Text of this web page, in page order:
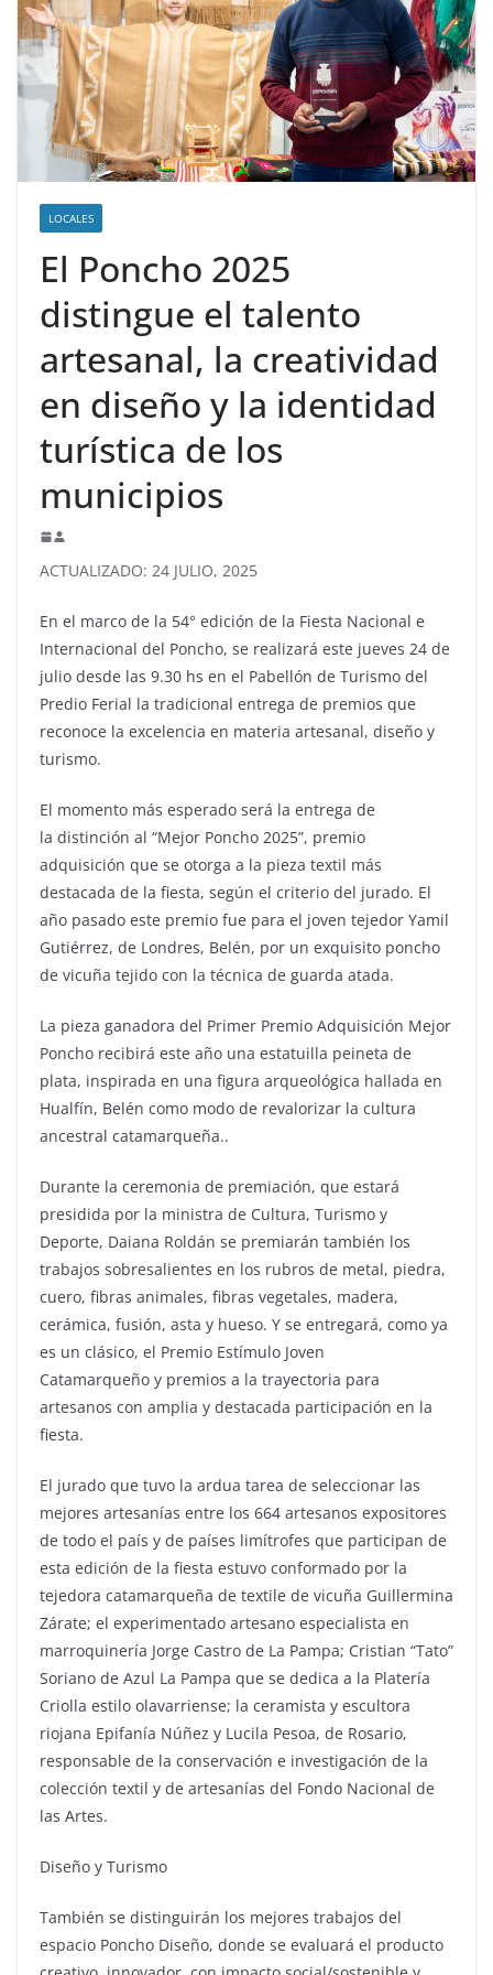
LOCALES
El Poncho 2025
distingue el talento
artesanal, la creatividad
en diseño y la identidad
turística de los
municipios
ACTUALIZADO: 24 JULIO, 2025
En el marco de la 54° edición de la Fiesta Nacional e
Internacional del Poncho, se realizará este jueves 24 de
julio desde las 9.30 hs en el Pabellón de Turismo del
Predio Ferial la tradicional entrega de premios que
reconoce la excelencia en materia artesanal, diseño y
turismo.
El momento más esperado será la entrega de
la distinción al “Mejor Poncho 2025”, premio
adquisición que se otorga a la pieza textil más
destacada de la fiesta, según el criterio del jurado. El
año pasado este premio fue para el joven tejedor Yamil
Gutiérrez, de Londres, Belén, por un exquisito poncho
de vicuña tejido con la técnica de guarda atada.
La pieza ganadora del Primer Premio Adquisición Mejor
Poncho recibirá este año una estatuilla peineta de
plata, inspirada en una figura arqueológica hallada en
Hualfín, Belén como modo de revalorizar la cultura
ancestral catamarqueña..
Durante la ceremonia de premiación, que estará
presidida por la ministra de Cultura, Turismo y
Deporte, Daiana Roldán se premiarán también los
trabajos sobresalientes en los rubros de metal, piedra,
cuero, fibras animales, fibras vegetales, madera,
cerámica, fusión, asta y hueso. Y se entregará, como ya
es un clásico, el Premio Estímulo Joven
Catamarqueño y premios a la trayectoria para
artesanos con amplia y destacada participación en la
fiesta.
El jurado que tuvo la ardua tarea de seleccionar las
mejores artesanías entre los 664 artesanos expositores
de todo el país y de países limítrofes que participan de
esta edición de la fiesta estuvo conformado por la
tejedora catamarqueña de textile de vicuña Guillermina
Zárate; el experimentado artesano especialista en
marroquinería Jorge Castro de La Pampa; Cristian “Tato”
Soriano de Azul La Pampa que se dedica a la Platería
Criolla estilo olavarriense; la ceramista y escultora
riojana Epifanía Núñez y Lucila Pesoa, de Rosario,
responsable de la conservación e investigación de la
colección textil y de artesanías del Fondo Nacional de
las Artes.
Diseño y Turismo
También se distinguirán los mejores trabajos del
espacio Poncho Diseño, donde se evaluará el producto